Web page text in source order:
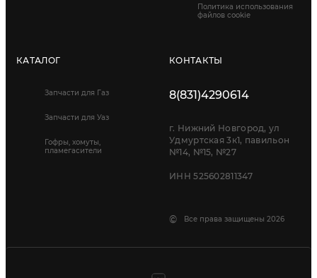
Политика использования
файлов cookie
КАТАЛОГ
Запчасти для Газ
Запчасти для Уаз
Гофры, хомуты,
пламегасители
КОНТАКТЫ
8(831)4290614
г. Нижний Новгород, ул
Удмуртская 3к1, павильон
№14, №15, №27
ИНН 525602811347
© Все права защищены 2026